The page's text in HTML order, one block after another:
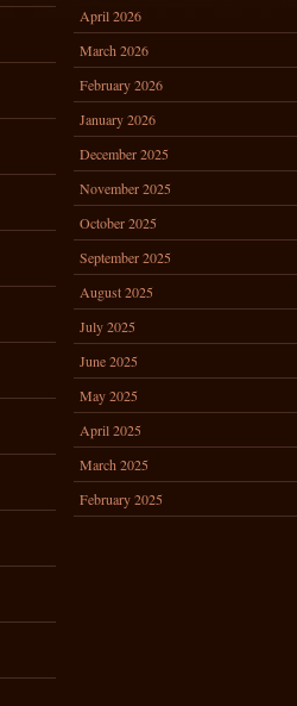
April 2026
March 2026
February 2026
January 2026
December 2025
November 2025
October 2025
September 2025
August 2025
July 2025
June 2025
May 2025
April 2025
March 2025
February 2025